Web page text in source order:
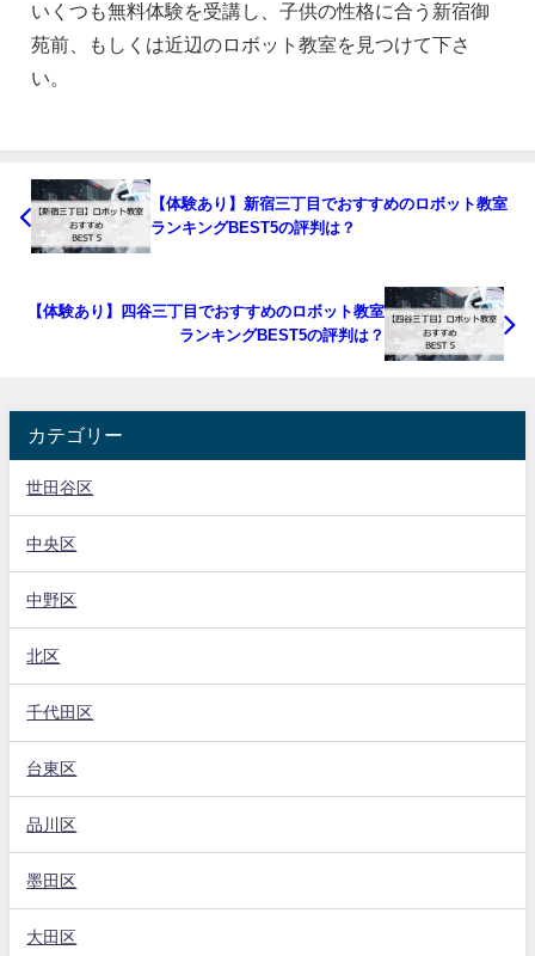
いくつも無料体験を受講し、子供の性格に合う新宿御
苑前、もしくは近辺のロボット教室を見つけて下さ
い。
【体験あり】新宿三丁目でおすすめのロボット教室
ランキングBEST5の評判は？
【体験あり】四谷三丁目でおすすめのロボット教室
ランキングBEST5の評判は？
カテゴリー
世田谷区
中央区
中野区
北区
千代田区
台東区
品川区
墨田区
大田区